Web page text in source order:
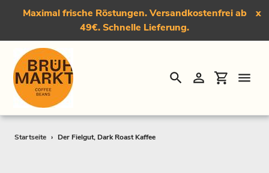
Direkt
Maximal frische Röstungen. Versandkostenfrei ab
49€. Schnelle Lieferung.
x
SuchenEinloggen
Startseite › Der Fielgut, Dark Roast Kaffee